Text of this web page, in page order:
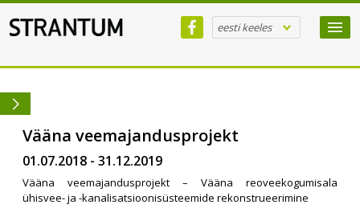
eesti keeles
Vääna veemajandusprojekt
01.07.2018 - 31.12.2019
Vääna veemajandusprojekt – Vääna reoveekogumisala
ühisvee- ja -kanalisatsioonisüsteemide rekonstrueerimine